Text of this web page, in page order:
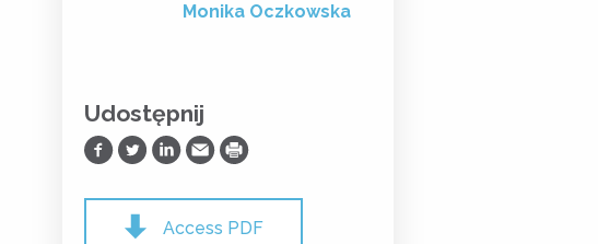
Monika Oczkowska
Udostępnij
Udostępnij na Facebooku
Udostępnij na Twitterze
Udostępnij na LinkedIn
Prześlij Emailem
Drukuj
Access PDF